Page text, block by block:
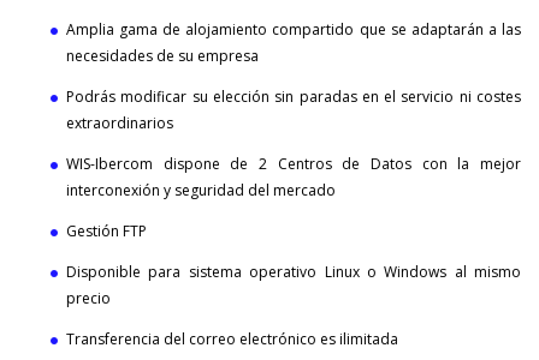
Amplia gama de alojamiento compartido que se adaptarán a las
necesidades de su empresa
Podrás modificar su elección sin paradas en el servicio ni costes
extraordinarios
WIS-Ibercom dispone de 2 Centros de Datos con la mejor
interconexión y seguridad del mercado
Gestión FTP
Disponible para sistema operativo Linux o Windows al mismo
precio
Transferencia del correo electrónico es ilimitada